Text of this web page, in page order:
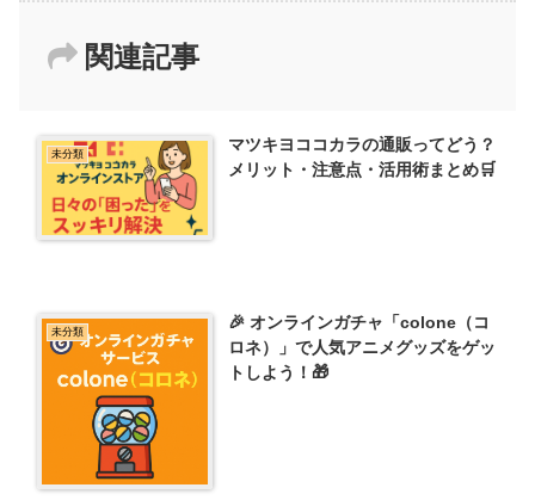
関連記事
未分類
マツキヨココカラの通販ってどう？
メリット・注意点・活用術まとめ🛒
未分類
🎉 オンラインガチャ「colone（コ
ロネ）」で人気アニメグッズをゲッ
トしよう！🎁